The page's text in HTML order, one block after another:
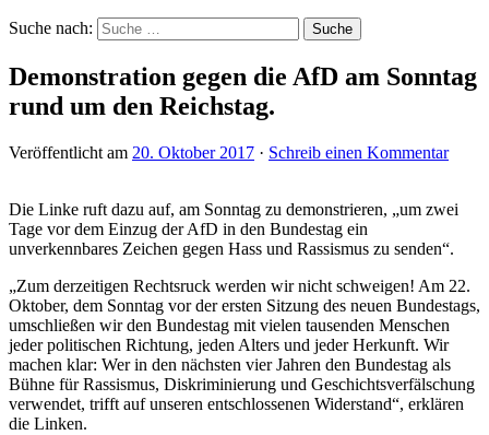
Suche nach:
Demonstration gegen die AfD am Sonntag
rund um den Reichstag.
Veröffentlicht am 20. Oktober 2017 · Schreib einen Kommentar
Die Linke ruft dazu auf, am Sonntag zu demonstrieren, „um zwei
Tage vor dem Einzug der AfD in den Bundestag ein
unverkennbares Zeichen gegen Hass und Rassismus zu senden“.
„Zum derzeitigen Rechtsruck werden wir nicht schweigen! Am 22.
Oktober, dem Sonntag vor der ersten Sitzung des neuen Bundestags,
umschließen wir den Bundestag mit vielen tausenden Menschen
jeder politischen Richtung, jeden Alters und jeder Herkunft. Wir
machen klar: Wer in den nächsten vier Jahren den Bundestag als
Bühne für Rassismus, Diskriminierung und Geschichtsverfälschung
verwendet, trifft auf unseren entschlossenen Widerstand“, erklären
die Linken.